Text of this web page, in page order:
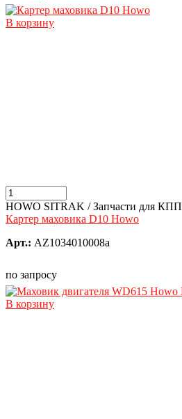
В корзину
HOWO SITRAK / Запчасти для КПП
Картер маховика D10 Howo
Арт.: AZ1034010008a
по запросу
В корзину